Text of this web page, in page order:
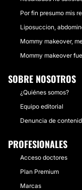
Por fin presumo mis
Liposuccion,
Mommy makeover,
Mommy makeover
SOBRE NOSOTROS
¿Quiénes somos?
Equipo editorial
Denuncia de
PROFESIONALES
Acceso doctores
Plan Premium
Marcas